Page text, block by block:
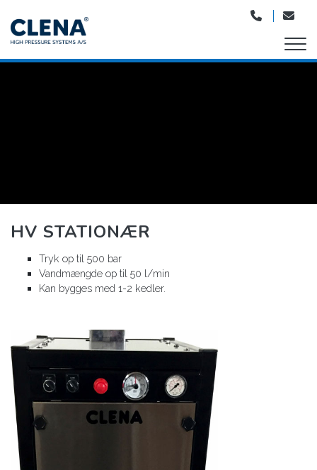
til
hovedindhold
HV STATIONÆR
Tryk op til 500 bar
Vandmængde op til 50 l/min
Kan bygges med 1-2 kedler.